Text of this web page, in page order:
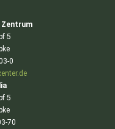
Zentrum
5
0
5
70